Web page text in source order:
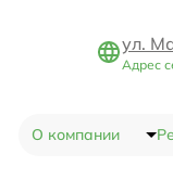
ул.
Адрес
О компании